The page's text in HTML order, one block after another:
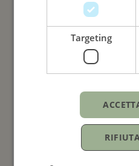
Targeting